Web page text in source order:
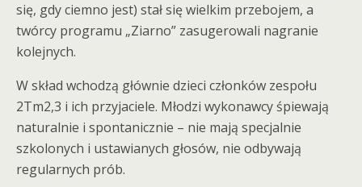
się, gdy ciemno jest) stał się wielkim przebojem, a
twórcy programu „Ziarno” zasugerowali nagranie
kolejnych.
W skład wchodzą głównie dzieci członków zespołu
2Tm2,3 i ich przyjaciele. Młodzi wykonawcy śpiewają
naturalnie i spontanicznie – nie mają specjalnie
szkolonych i ustawianych głosów, nie odbywają
regularnych prób.